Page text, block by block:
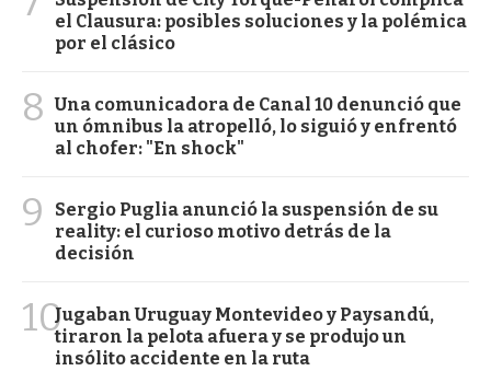
el Clausura: posibles soluciones y la polémica
por el clásico
8 Una comunicadora de Canal 10 denunció que
un ómnibus la atropelló, lo siguió y enfrentó
al chofer: "En shock"
9
Sergio Puglia anunció la suspensión de su
reality: el curioso motivo detrás de la
decisión
10Jugaban Uruguay Montevideo y Paysandú,
tiraron la pelota afuera y se produjo un
insólito accidente en la ruta